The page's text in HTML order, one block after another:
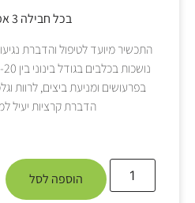
בכל חבילה 3 אמפולות
התכשיר מיועד לטיפול והדברת
הדברת קרציות יעיל למשך 4
הוספה לסל